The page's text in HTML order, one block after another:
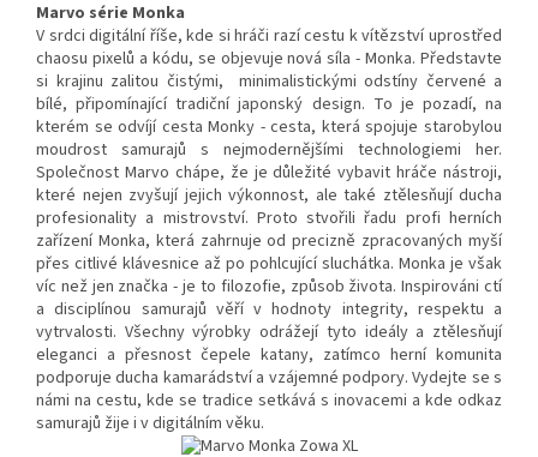
Marvo série Monka
V srdci digitální říše, kde si hráči razí cestu k vítězství uprostřed
chaosu pixelů a kódu, se objevuje nová síla - Monka. Představte
si krajinu zalitou čistými, minimalistickými odstíny červené a
bílé, připomínající tradiční japonský design. To je pozadí, na
kterém se odvíjí cesta Monky - cesta, která spojuje starobylou
moudrost samurajů s nejmodernějšími technologiemi her.
Společnost Marvo chápe, že je důležité vybavit hráče nástroji,
které nejen zvyšují jejich výkonnost, ale také ztělesňují ducha
profesionality a mistrovství. Proto stvořili řadu profi herních
zařízení Monka, která zahrnuje od precizně zpracovaných myší
přes citlivé klávesnice až po pohlcující sluchátka. Monka je však
víc než jen značka - je to filozofie, způsob života. Inspirováni ctí
a disciplínou samurajů věří v hodnoty integrity, respektu a
vytrvalosti. Všechny výrobky odrážejí tyto ideály a ztělesňují
eleganci a přesnost čepele katany, zatímco herní komunita
podporuje ducha kamarádství a vzájemné podpory. Vydejte se s
námi na cestu, kde se tradice setkává s inovacemi a kde odkaz
samurajů žije i v digitálním věku.